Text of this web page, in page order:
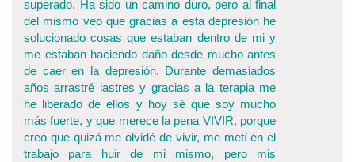
superado. Ha sido un camino duro, pero al final
del mismo veo que gracias a esta depresión he
solucionado cosas que estaban dentro de mi y
me estaban haciendo daño desde mucho antes
de caer en la depresión. Durante demasiados
años arrastré lastres y gracias a la terapia me
he liberado de ellos y hoy sé que soy mucho
más fuerte, y que merece la pena VIVIR, porque
creo que quizá me olvidé de vivir, me metí en el
trabajo para huir de mi mismo, pero mis